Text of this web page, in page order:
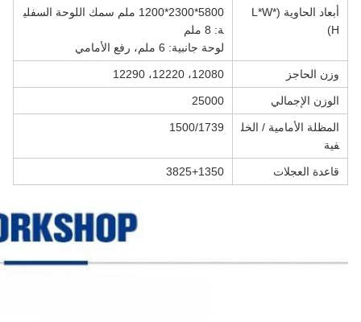
أبعاد الحاوية (L*W*
H)
5800*2300*1200 ملم سمك اللوحة السفلي
ة: 8 ملم
لوحة جانبية: 6 ملم، رفع الأمامي
وزن الحاجز 12080، 12220، 12290
الوزن الإجمالي 25000
المظلة الأمامية / الخل
فية
1500/1739
قاعدة العجلات 3825+1350